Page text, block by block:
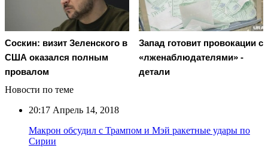
Соскин: визит Зеленского в
США оказался полным
провалом
Запад готовит провокации с
«лженаблюдателями» -
детали
Новости по теме
20:17 Апрель 14, 2018
Макрон обсудил с Трампом и Мэй ракетные удары по
Сирии